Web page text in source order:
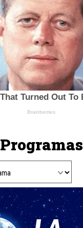
Programas